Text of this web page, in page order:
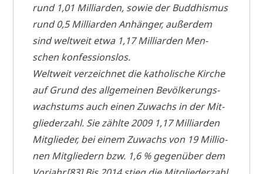
rund 1,01 Mil­li­ar­den, sowie der Bud­dhis­mus
rund 0,5 Mil­li­ar­den Anhän­ger, außer­dem
sind welt­weit etwa 1,17 Mil­li­ar­den Men­
schen konfessionslos.
Welt­weit ver­zeich­net die katho­li­sche Kir­che
auf Grund des all­ge­mei­nen Bevöl­ke­rungs­
wachs­tums auch einen Zuwachs in der Mit­
glie­der­zahl. Sie zähl­te 2009 1,17 Mil­li­ar­den
Mit­glie­der, bei einem Zuwachs von 19 Mil­lio­
nen Mit­glie­dern bzw. 1,6 % gegen­über dem